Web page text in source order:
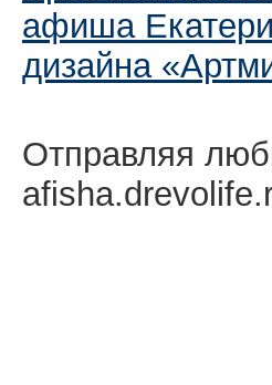
афиша
дизайна
Отправляя